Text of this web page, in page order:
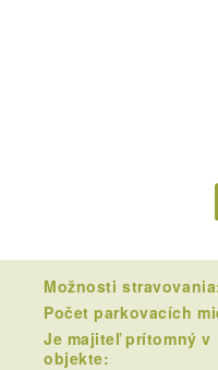
Možnosti
Počet parkovacích
Je majiteľ prítomný v
objekte: